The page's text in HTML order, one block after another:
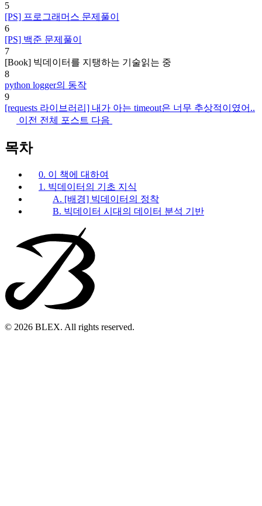
5
[PS] 프로그래머스 문제풀이
6
[PS] 백준 문제풀이
7
[Book] 빅데이터를 지탱하는 기술읽는 중
8
python logger의 동작
9
[requests 라이브러리] 내가 아는 timeout은 너무 추상적이였어..
이전 전체 포스트 다음
목차
0. 이 책에 대하여
1. 빅데이터의 기초 지식
A. [배경] 빅데이터의 정착
B. 빅데이터 시대의 데이터 분석 기반
© 2026 BLEX. All rights reserved.